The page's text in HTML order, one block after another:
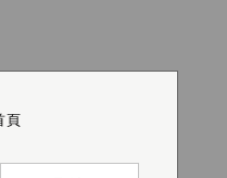
頁
頁
頁
頁
頁